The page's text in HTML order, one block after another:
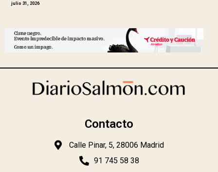
julio 31, 2026
Contacto
Calle Pinar, 5, 28006 Madrid
91 745 58 38